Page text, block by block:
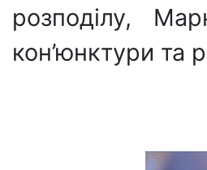
розподілу,
кон’юнктури та